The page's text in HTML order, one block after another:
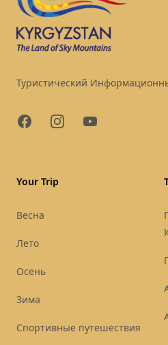
Туристический
FacebookInstagramYouTube
Your Trip
Весна
Лето
Осень
Зима
Спортивные путешествия